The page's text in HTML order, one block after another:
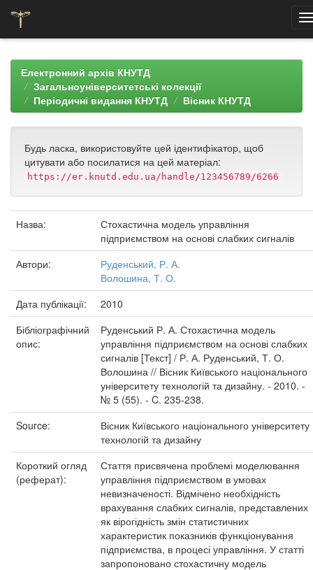
navigationЕлектронний архів КНУТД
Загальноуніверситетські колекції
Періодичні видання КНУТД
Вісник КНУТД
Будь ласка, використовуйте цей ідентифікатор, щоб
цитувати або посилатися на цей матеріал:
https://er.knutd.edu.ua/handle/123456789/6266
Назва:
Стохастична модель управління
підприємством на основі слабких сигналів
Автори:
Руденський, Р. А.
Волошина, Т. О.
Дата публікації:
2010
Бібліографічний
опис:
Руденський Р. А. Стохастична модель
управління підприємством на основі слабких
сигналів [Текст] / Р. А. Руденський, Т. О.
Волошина // Вісник Київського національного
університету технологій та дизайну. - 2010. -
№ 5 (55). - C. 235-238.
Source:
Вісник Київського національного університету
технологій та дизайну
Короткий огляд
(реферат):
Стаття присвячена проблемі моделювання
управління підприємством в умовах
невизначеності. Відмічено необхідність
врахування слабких сигналів, представлених
як вірогідність змін статистичних
характеристик показників функціонування
підприємства, в процесі управління. У статті
запропоновано стохастичну модель